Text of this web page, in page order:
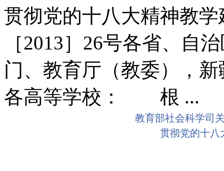
贯彻党的十八大精神教
［2013］26号各省、自
门、教育厅（教委），
各高等学校： 根 ...
教育部社会科学司
贯彻党的十八